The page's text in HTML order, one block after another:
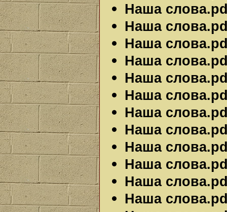
Наша
Наша
Наша
Наша
Наша
Наша
Наша
Наша
Наша
Наша
Наша
Наша